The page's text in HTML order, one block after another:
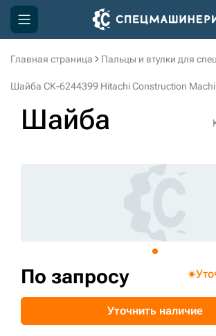
Главная страница Пальцы и втулки для
Шайба СК-6244399 Hitachi Construction
Шайба
По запросу
Уточнить наличие
Компания
Доставка и оплата
+7 (499) 394-50-93